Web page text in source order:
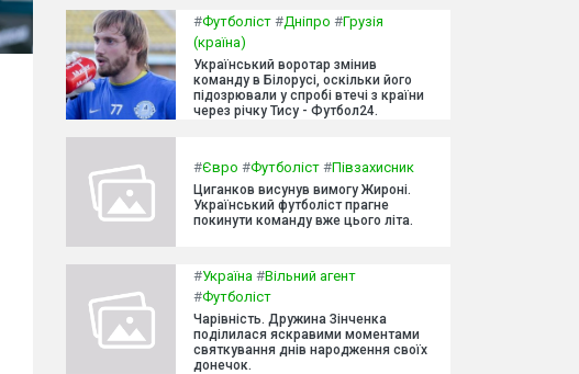
#Футболіст #Дніпро #Грузія
(країна)
Український воротар змінив
команду в Білорусі, оскільки його
підозрювали у спробі втечі з країни
через річку Тису - Футбол24.
#Євро #Футболіст #Півзахисник
Циганков висунув вимогу Жироні.
Український футболіст прагне
покинути команду вже цього літа.
#Україна #Вільний агент
#Футболіст
Чарівність. Дружина Зінченка
поділилася яскравими моментами
святкування днів народження своїх
донечок.